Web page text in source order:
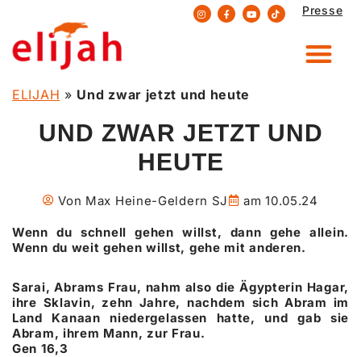
Zum
Inhalt
springen
Presse
ELIJAH » Und zwar jetzt und heute
UND ZWAR JETZT UND
HEUTE
Von Max Heine-Geldern SJ am 10.05.24
Wenn du schnell gehen willst, dann gehe allein.
Wenn du weit gehen willst, gehe mit anderen.
Sarai, Abrams Frau, nahm also die Ägypterin Hagar,
ihre Sklavin, zehn Jahre, nachdem sich Abram im
Land Kanaan niedergelassen hatte, und gab sie
Abram, ihrem Mann, zur Frau.
Gen 16,3